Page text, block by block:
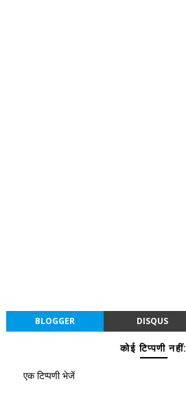
BLOGGER DISQUS
कोई टिप्पणी नहीं:
एक टिप्पणी भेजें